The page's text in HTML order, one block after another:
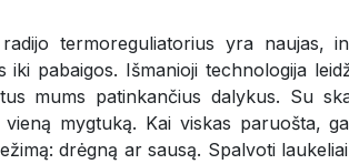
radijo termoreguliatorius yra
iki pabaigos. Išmanioji technologija
mums patinkančius dalykus. Su
mygtuką. Kai viskas paruošta,
drėgną ar sausą. Spalvoti